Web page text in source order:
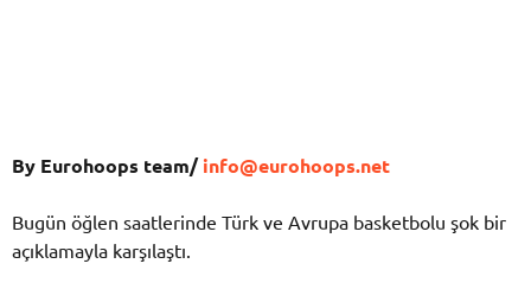
By Eurohoops team/info@eurohoops.net
Bugün öğlen saatlerinde Türk ve Avrupa basketbolu şok bir
açıklamayla karşılaştı.